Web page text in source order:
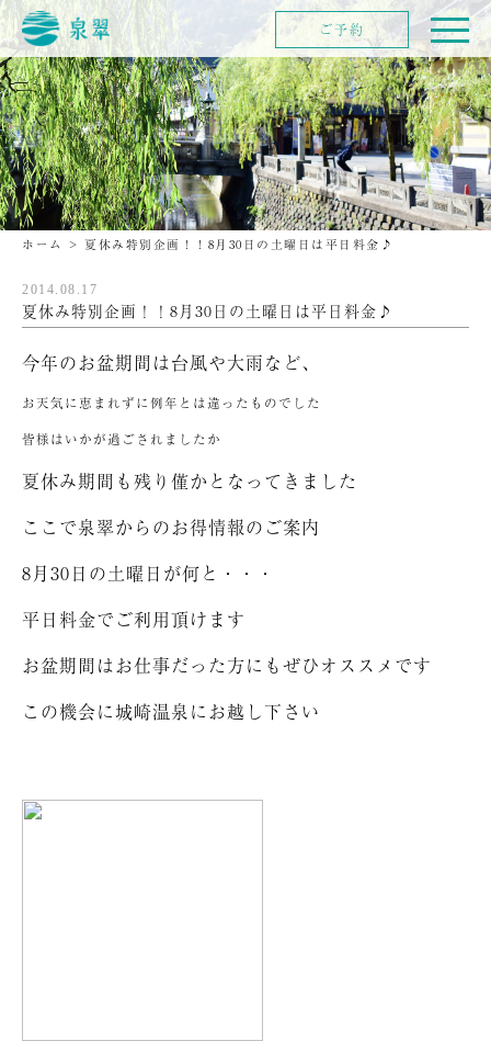
ホーム > 夏休み特別企画！！8月30日の土曜日は平日料金♪
2014.08.17
夏休み特別企画！！8月30日の土曜日は平日料金♪
今年のお盆期間は台風や大雨など、
お天気に恵まれずに例年とは違ったものでした
皆様はいかが過ごされましたか
夏休み期間も残り僅かとなってきました
ここで泉翠からのお得情報のご案内
8月30日の土曜日が何と・・・
平日料金でご利用頂けます
お盆期間はお仕事だった方にもぜひオススメです
この機会に城崎温泉にお越し下さい
ご予約